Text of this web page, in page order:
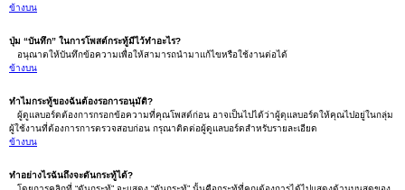
ข้างบน
ปุ่ม “บันทึก” ในการโพสต์กระทู้มีไว้ทำอะไร?
อนุณาตให้บันทึกข้อความเพื่อให้สามารถนำมาแก้ไขหรือใช้งานต่อได้
ข้างบน
ทำไมกระทู้ของฉันต้องรอการอนุมัติ?
ผู้ดูแลบอร์ดต้องการกรอกข้อความที่คุณโพสต์ก่อน อาจเป็นไปได้ว่าผู้ดุแลบอร์ดให้คุณไปอยู่ในกลุ่ม
ผู้ใช้งานที่ต้องการการตรวจสอบก่อน กรุณาติดต่อผู้ดูแลบอร์ดสำหรับรายละเอียด
ข้างบน
ทำอย่างไรฉันถึงจะดันกระทู้ได้?